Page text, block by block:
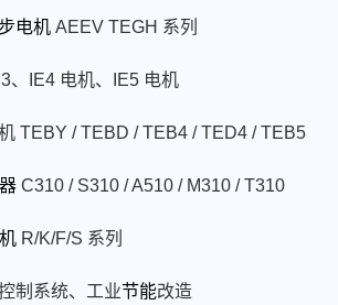
电机 AEEV TEGH 系列
、IE4 电机、IE5 电机
TEBY / TEBD / TEB4 / TED4 / TEB5
C310 / S310 / A510 / M310 / T310
R/K/F/S 系列
制系统、工业节能改造